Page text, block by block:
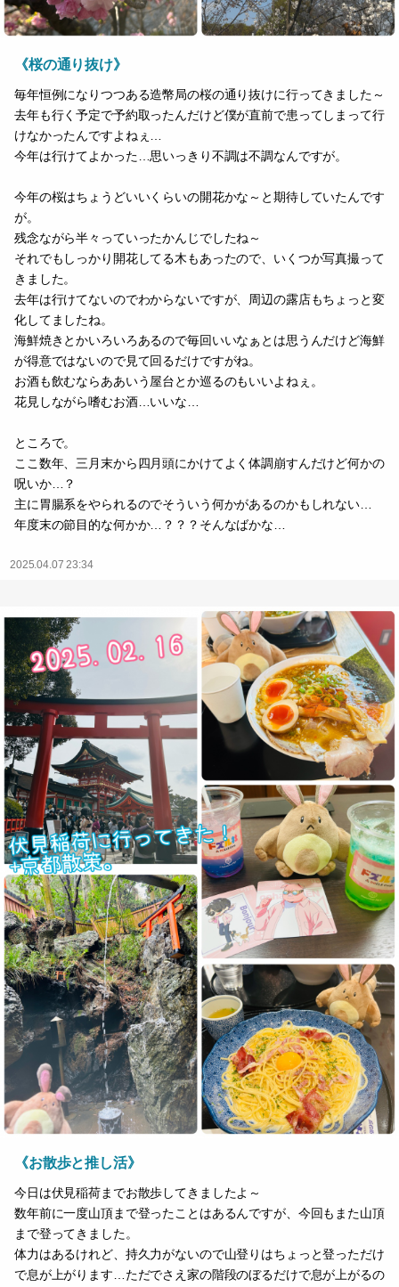
《桜の通り抜け》
毎年恒例になりつつある造幣局の桜の通り抜けに行ってきました～
去年も行く予定で予約取ったんだけど僕が直前で患ってしまって行
けなかったんですよねぇ…
今年は行けてよかった…思いっきり不調は不調なんですが。
今年の桜はちょうどいいくらいの開花かな～と期待していたんです
が。
残念ながら半々っていったかんじでしたね～
それでもしっかり開花してる木もあったので、いくつか写真撮って
きました。
去年は行けてないのでわからないですが、周辺の露店もちょっと変
化してましたね。
海鮮焼きとかいろいろあるので毎回いいなぁとは思うんだけど海鮮
が得意ではないので見て回るだけですがね。
お酒も飲むならああいう屋台とか巡るのもいいよねぇ。
花見しながら嗜むお酒…いいな…
ところで。
ここ数年、三月末から四月頭にかけてよく体調崩すんだけど何かの
呪いか…？
主に胃腸系をやられるのでそういう何かがあるのかもしれない…
年度末の節目的な何かか…？？？そんなばかな…
2025.04.07 23:34
《お散歩と推し活》
今日は伏見稲荷までお散歩してきましたよ～
数年前に一度山頂まで登ったことはあるんですが、今回もまた山頂
まで登ってきました。
体力はあるけれど、持久力がないので山登りはちょっと登っただけ
で息が上がります…ただでさえ家の階段のぼるだけで息が上がるの